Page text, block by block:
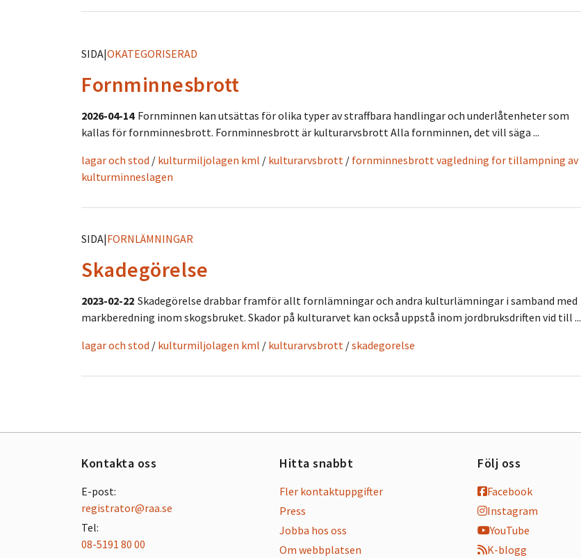
SIDA|OKATEGORISERAD
Fornminnesbrott
2026-04-14 Fornminnen kan utsättas för olika typer av straffbara handlingar och underlåtenheter som
kallas för fornminnesbrott. Fornminnesbrott är kulturarvsbrott Alla fornminnen, det vill säga ...
lagar och stod / kulturmiljolagen kml / kulturarvsbrott / fornminnesbrott vagledning for tillampning av
kulturminneslagen
SIDA|FORNLÄMNINGAR
Skadegörelse
2023-02-22 Skadegörelse drabbar framför allt fornlämningar och andra kulturlämningar i samband med
markberedning inom skogsbruket. Skador på kulturarvet kan också uppstå inom jordbruksdriften vid till ...
lagar och stod / kulturmiljolagen kml / kulturarvsbrott /skadegorelse
Kontakta oss
E-post:
registrator@raa.se
Tel:
08-5191 80 00
Hitta snabbt
Fler kontaktuppgifter
Press
Jobba hos oss
Om webbplatsen
Följ oss
Facebook
Instagram
YouTube
K-blogg